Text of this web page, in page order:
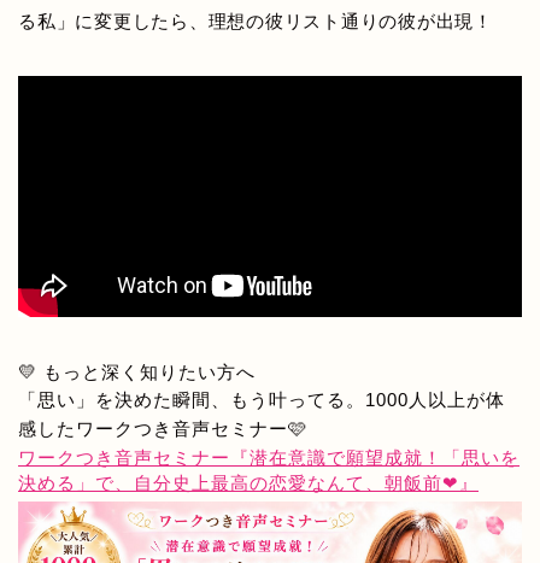
る私」に変更したら、理想の彼リスト通りの彼が出現！
💛 もっと深く知りたい方へ
「思い」を決めた瞬間、もう叶ってる。1000人以上が体
感したワークつき音声セミナー🩷
ワークつき音声セミナー『潜在意識で願望成就！「思いを
決める」で、自分史上最高の恋愛なんて、朝飯前❤』